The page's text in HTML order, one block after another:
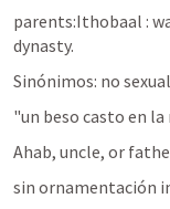
parents:Ithobaal :
dynasty.
Sinónimos: no
"un beso casto en
Ahab, uncle, or
sin ornamentación